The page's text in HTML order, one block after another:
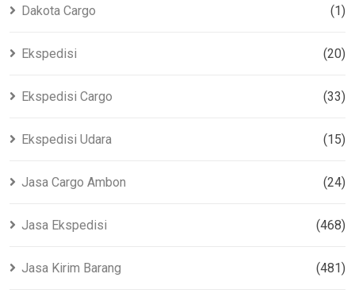
Dakota Cargo (1)
Ekspedisi (20)
Ekspedisi Cargo (33)
Ekspedisi Udara (15)
Jasa Cargo Ambon (24)
Jasa Ekspedisi (468)
Jasa Kirim Barang (481)